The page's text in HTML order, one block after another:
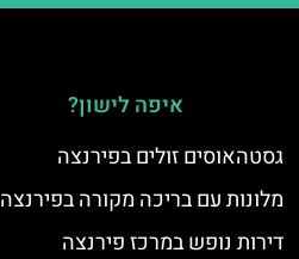
איפה לישון?
גסטהאוסים זולים בפירנצה
מלונות עם בריכה מקורה בפירנצה
דירות נופש במרכז פירנצה